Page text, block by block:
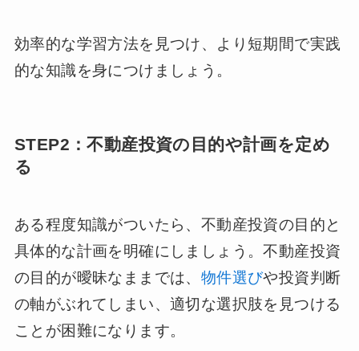
効率的な学習方法を見つけ、より短期間で実践
的な知識を身につけましょう。
STEP2：不動産投資の目的や計画を定め
る
ある程度知識がついたら、不動産投資の目的と
具体的な計画を明確にしましょう。不動産投資
の目的が曖昧なままでは、 物件選びや投資判断
の軸がぶれてしまい、適切な選択肢を見つける
ことが困難になります。